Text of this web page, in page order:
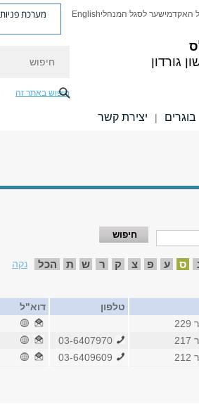
גורדון
האקדמישער לסגל המנהליEnglish מערכת פניות
חיפוש באתר זה
בוגרים | יצירת קשר
ס ע פ צ ק ר ש ת הכל
נקה
טלפון
דוא"ל